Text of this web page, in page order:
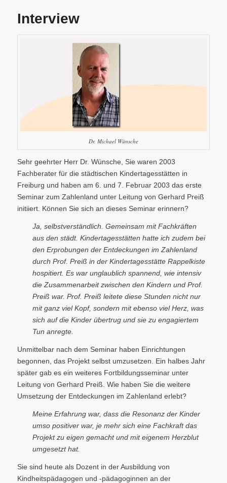
Interview
Dr. Michael Wünsche
Sehr geehrter Herr Dr. Wünsche, Sie waren 2003
Fachberater für die städtischen Kindertagesstätten in
Freiburg und haben am 6. und 7. Februar 2003 das erste
Seminar zum Zahlenland unter Leitung von Gerhard Preiß
initiiert. Können Sie sich an dieses Seminar erinnern?
Ja, selbstverständlich. Gemeinsam mit Fachkräften
aus den städt. Kindertagesstätten hatte ich zudem bei
den Erprobungen der Entdeckungen im Zahlenland
durch Prof. Preiß in der Kindertagesstätte Rappelkiste
hospitiert. Es war unglaublich spannend, wie intensiv
die Zusammenarbeit zwischen den Kindern und Prof.
Preiß war. Prof. Preiß leitete diese Stunden nicht nur
mit ganz viel Kopf, sondern mit ebenso viel Herz, was
sich auf die Kinder übertrug und sie zu engagiertem
Tun anregte.
Unmittelbar nach dem Seminar haben Einrichtungen
begonnen, das Projekt selbst umzusetzen. Ein halbes Jahr
später gab es ein weiteres Fortbildungsseminar unter
Leitung von Gerhard Preiß. Wie haben Sie die weitere
Umsetzung der Entdeckungen im Zahlenland erlebt?
Meine Erfahrung war, dass die Resonanz der Kinder
umso positiver war, je mehr sich eine Fachkraft das
Projekt zu eigen gemacht und mit eigenem Herzblut
umgesetzt hat.
Sie sind heute als Dozent in der Ausbildung von
Kindheitspädagogen und -pädagoginnen an der